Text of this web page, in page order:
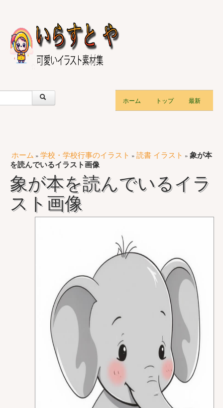
ホーム トップ 最新
ホーム » 学校・学校行事のイラスト » 読書 イラスト » 象が本
を読んでいるイラスト画像
象が本を読んでいるイラ
スト画像